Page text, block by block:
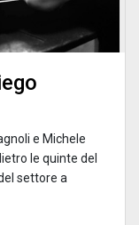
e Michele
le quinte del
settore a